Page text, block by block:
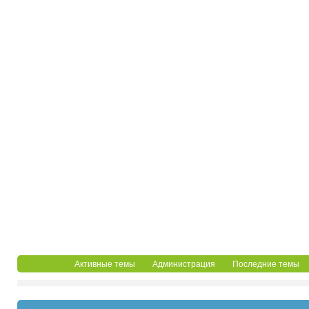
Активные темы Администрация Последние темы